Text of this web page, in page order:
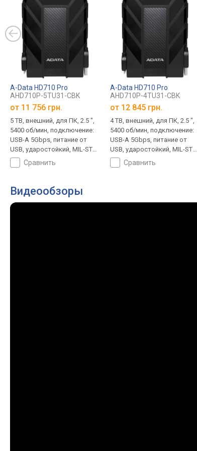
A-Data HD710 Pro
AHD710P-5TU31-CBK
от 11 756 грн.
5 TB, внешний, для ПК, 2.5 ",
5400 об/мин, подключение:
USB-A 5Gbps, питание от
USB, ударостойкий, MIL-STD-
810, гарантия 3 года
сравнить
A-Data HD710 Pro
AHD710P-4TU31-CBK
от 12 845 грн.
4 TB, внешний, для ПК, 2.5 ",
5400 об/мин, подключение:
USB-A 5Gbps, питание от
USB, ударостойкий, MIL-STD-
810, гарантия 3 года
сравнить
Видеообзоры